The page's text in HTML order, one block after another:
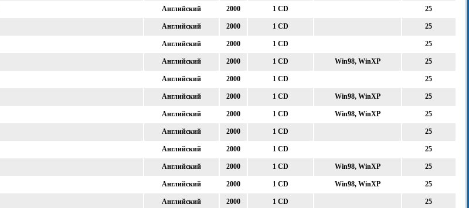
Английский 2000 1 CD 25
Английский 2000 1 CD 25
Английский 2000 1 CD 25
Английский 2000 1 CD Win98, WinXP 25
Английский 2000 1 CD 25
Английский 2000 1 CD Win98, WinXP 25
Английский 2000 1 CD Win98, WinXP 25
Английский 2000 1 CD 25
Английский 2000 1 CD 25
Английский 2000 1 CD Win98, WinXP 25
Английский 2000 1 CD Win98, WinXP 25
Английский 2000 1 CD 25